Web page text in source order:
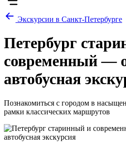
Экскурсии в Санкт-Петербурге
Петербург
современный —
автобусная
Познакомиться с городом в
рамки классических маршрутов